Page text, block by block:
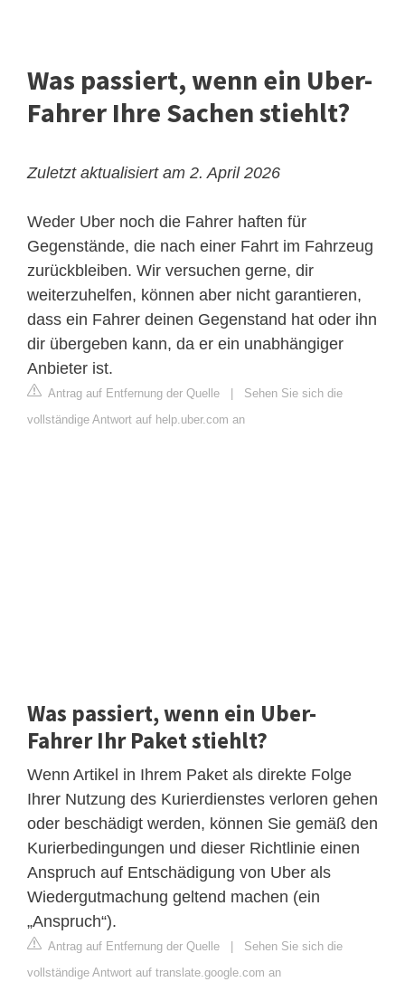
Was passiert, wenn ein Uber-
Fahrer Ihre Sachen stiehlt?
Zuletzt aktualisiert am 2. April 2026
Weder Uber noch die Fahrer haften für
Gegenstände, die nach einer Fahrt im Fahrzeug
zurückbleiben. Wir versuchen gerne, dir
weiterzuhelfen, können aber nicht garantieren,
dass ein Fahrer deinen Gegenstand hat oder ihn
dir übergeben kann, da er ein unabhängiger
Anbieter ist.
Antrag auf Entfernung der Quelle
Sehen Sie sich die
vollständige Antwort auf help.uber.com an
Was passiert, wenn ein Uber-
Fahrer Ihr Paket stiehlt?
Wenn Artikel in Ihrem Paket als direkte Folge
Ihrer Nutzung des Kurierdienstes verloren gehen
oder beschädigt werden, können Sie gemäß den
Kurierbedingungen und dieser Richtlinie einen
Anspruch auf Entschädigung von Uber als
Wiedergutmachung geltend machen (ein
„Anspruch“).
Antrag auf Entfernung der Quelle
Sehen Sie sich die
vollständige Antwort auf translate.google.com an